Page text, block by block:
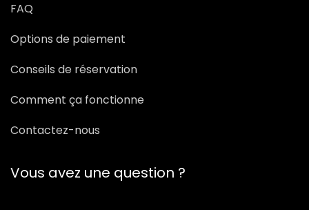
FAQ
Options de paiement
Conseils de réservation
Comment ça fonctionne
Contactez-nous
Vous avez une question ?